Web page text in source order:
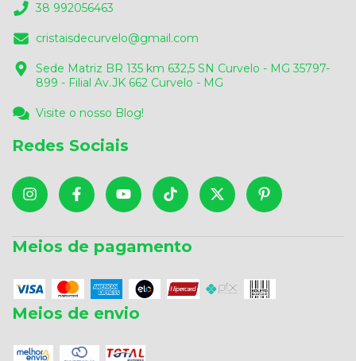
38 992056463
cristaisdecurvelo@gmail.com
Sede Matriz BR 135 km 632,5 SN Curvelo - MG 35797-
899 - Filial Av.JK 662 Curvelo - MG
Visite o nosso Blog!
Redes Sociais
Meios de pagamento
Meios de envio